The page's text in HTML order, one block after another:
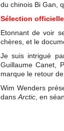
du chinois Bi Gan,
Sélection officielle
Etonnant de voir
chères, et le
Je suis intrigué
Guillaume Canet,
marque le retour
Wim Wenders
dans Arctic , en